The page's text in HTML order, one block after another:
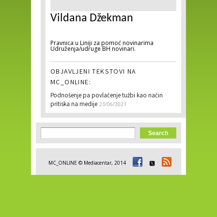
Vildana Džekman
Pravnica u Liniji za pomoć novinarima
Udruženja/udruge BH novinari.
OBJAVLJENI TEKSTOVI NA
MC_ONLINE:
Podnošenje pa povlačenje tužbi kao način
pritiska na medije 23/06/2021
Search form
Search
MC_ONLINE © Mediacentar, 2014